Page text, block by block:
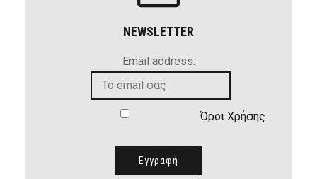
NEWSLETTER
Email address:
Όροι Χρήσης